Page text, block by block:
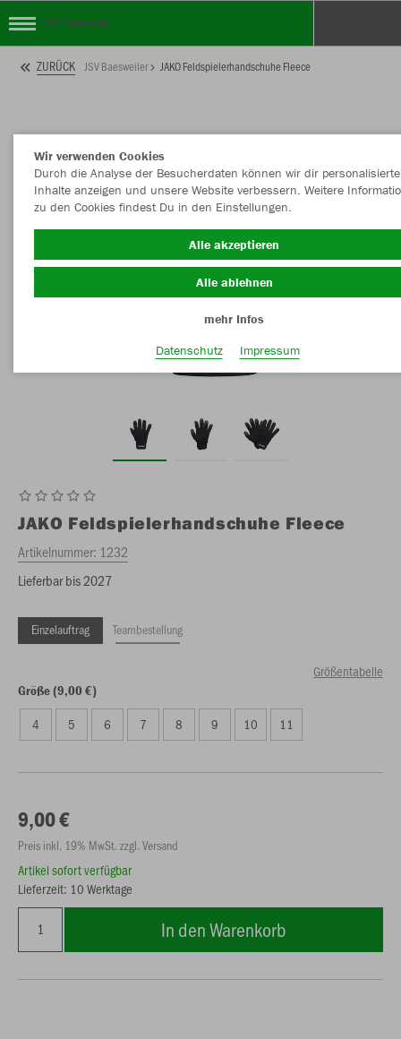
JSV Baesweiler
ZURÜCK JSV Baesweiler JAKO Feldspielerhandschuhe Fleece
JAKO Feldspielerhandschuhe Fleece
Artikelnummer: 1232
Lieferbar bis 2027
Einzelauftrag Teambestellung
Größentabelle
Größe (9,00 €)
4 5 6 7 8 9 10 11
9,00 €
Preis inkl. 19% MwSt. zzgl. Versand
Artikel sofort verfügbar
Lieferzeit: 10 Werktage
In den Warenkorb
Wir verwenden Cookies
Durch die Analyse der Besucherdaten können wir dir personalisierte
Inhalte anzeigen und unsere Website verbessern. Weitere
zu den Cookies findest Du in den Einstellungen.
Alle akzeptieren
Alle ablehnen
mehr Infos
Datenschutz
Impressum